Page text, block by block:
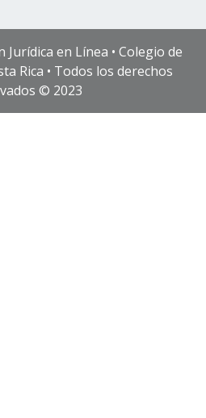
en Línea • Colegio de
Rica • Todos los derechos
© 2023